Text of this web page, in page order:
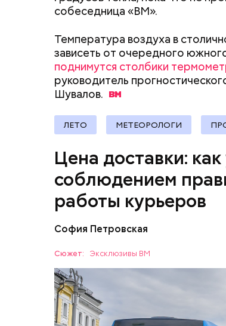
собеседница «ВМ».
Температура воздуха в
зависеть от очередного
поднимутся столбики
руководитель
Шувалов.
ЛЕТО МЕТЕОРОЛОГИ
Цена доставки:
соблюдением
работы курьеров
София Петровская
Сюжет: Эксклюзивы ВМ
стандарта работы курьерских
Последнее нововведение — у
проверять максимальную
Как поменять